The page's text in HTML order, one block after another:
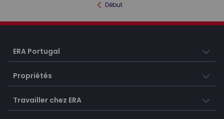
Début
ERA Portugal
Propriétés
Travailler chez ERA